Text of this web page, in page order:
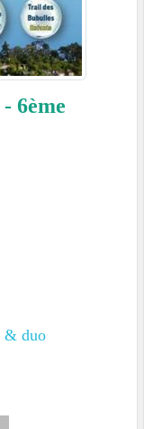
6ème
& duo